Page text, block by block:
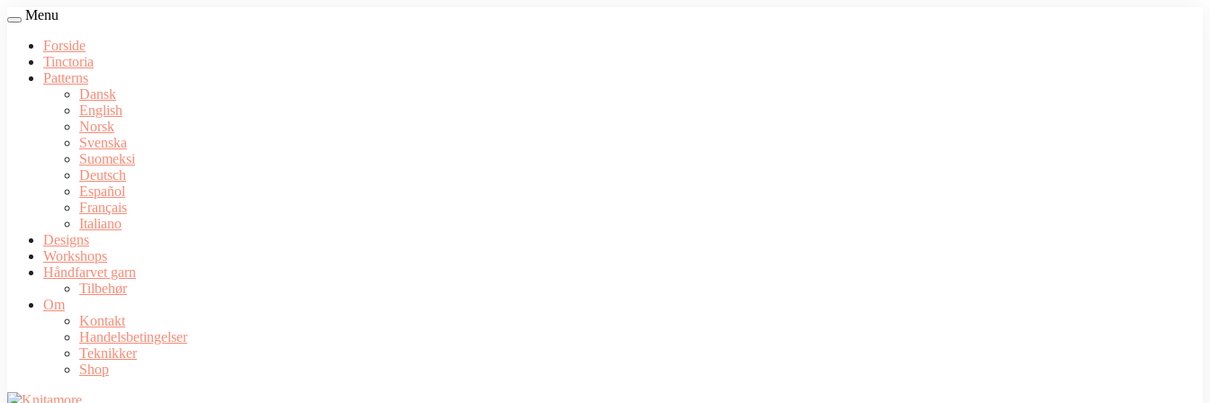
Menu
Forside
Tinctoria
Patterns
Dansk
English
Norsk
Svenska
Suomeksi
Deutsch
Español
Français
Italiano
Designs
Workshops
Håndfarvet garn
Tilbehør
Om
Kontakt
Handelsbetingelser
Teknikker
Shop